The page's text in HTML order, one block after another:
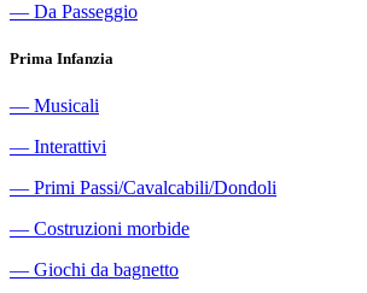
― Da Passeggio
Prima Infanzia
― Musicali
― Interattivi
― Primi Passi/Cavalcabili/Dondoli
― Costruzioni morbide
― Giochi da bagnetto